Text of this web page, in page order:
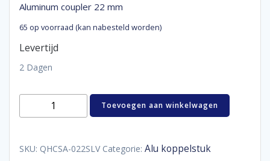
Aluminum coupler 22 mm
65 op voorraad (kan nabesteld worden)
Levertijd
2 Dagen
Aluminum
aantal
Toevoegen aan winkelwagen
SKU: QHCSA-022SLV Categorie: Alu koppelstuk